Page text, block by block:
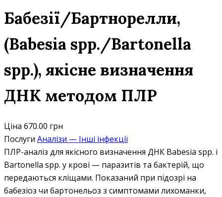
Бабезії/Бартнорелли,
(Babesia spp./Bartonella
spp.), якісне визначення
ДНК методом ПЛР
Ціна 670.00 грн
Послуги Аналізи — Інші інфекції
ПЛР-аналіз для якісного визначення ДНК Babesia spp. і
Bartonella spp. у крові — паразитів та бактерій, що
передаються кліщами. Показаний при підозрі на
бабезіоз чи бартонельоз з симптомами лихоманки,